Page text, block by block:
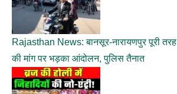
Rajasthan News: बानसूर-नारायणपुर पूरी तरह
की मांग पर भड़का आंदोलन, पुलिस तैनात